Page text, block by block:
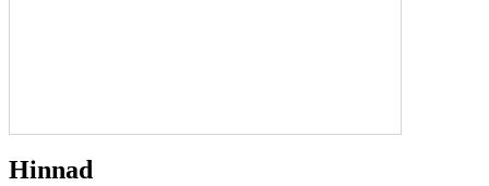
Hinnad